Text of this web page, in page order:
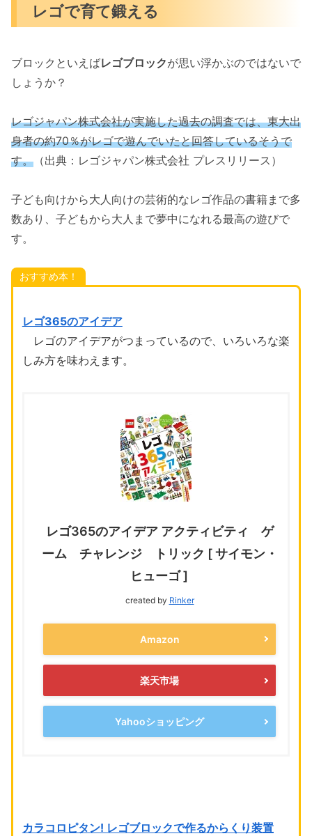
レゴで育て鍛える
ブロックといえばレゴブロックが思い浮かぶのではないで
しょうか？
レゴジャパン株式会社が実施した過去の調査では、東大出
身者の約70％がレゴで遊んでいたと回答しているそうで
す。 （出典：レゴジャパン株式会社 プレスリリース）
子ども向けから大人向けの芸術的なレゴ作品の書籍まで多
数あり、子どもから大人まで夢中になれる最高の遊びで
す。
おすすめ本！
レゴ365のアイデア
レゴのアイデアがつまっているので、いろいろな楽
しみ方を味わえます。
レゴ365のアイデア アクティビティ ゲ
ーム チャレンジ トリック [ サイモン・
ヒューゴ ]
created by Rinker
Amazon
楽天市場
Yahooショッピング
カラコロピタン! レゴブロックで作るからくり装置